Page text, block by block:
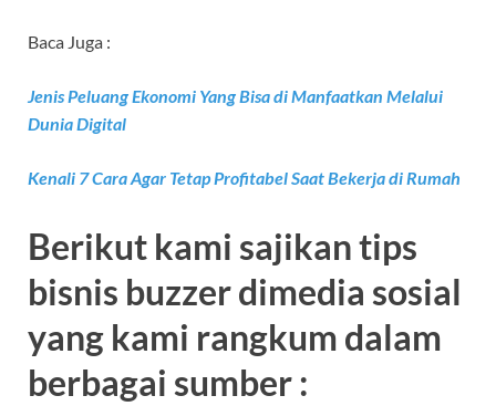
Baca Juga :
Jenis Peluang Ekonomi Yang Bisa di Manfaatkan Melalui
Dunia Digital
Kenali 7 Cara Agar Tetap Profitabel Saat Bekerja di Rumah
Berikut kami sajikan tips
bisnis buzzer dimedia sosial
yang kami rangkum dalam
berbagai sumber :